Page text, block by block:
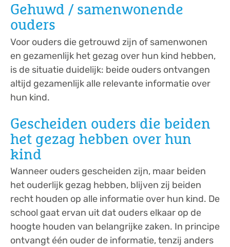
Gehuwd / samenwonende
ouders
Voor ouders die getrouwd zijn of samenwonen
en gezamenlijk het gezag over hun kind hebben,
is de situatie duidelijk: beide ouders ontvangen
altijd gezamenlijk alle relevante informatie over
hun kind.
Gescheiden ouders die beiden
het gezag hebben over hun
kind
Wanneer ouders gescheiden zijn, maar beiden
het ouderlijk gezag hebben, blijven zij beiden
recht houden op alle informatie over hun kind. De
school gaat ervan uit dat ouders elkaar op de
hoogte houden van belangrijke zaken. In principe
ontvangt één ouder de informatie, tenzij anders